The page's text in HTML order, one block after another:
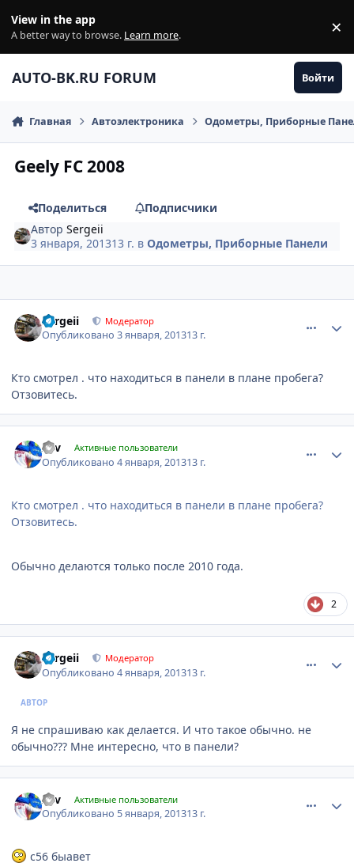
View in the app
A better way to browse. Learn more. ×
AUTO-BK.RU FORUM Войти
Главная Автоэлектроника Одометры, Приборные
Geely FC 2008
Поделиться
Подписчики
АвторSergeii
3 января, 201313 г. вОдометры, Приборные Панели
Sergeii Модератор
Опубликовано3 января, 201313 г.
Кто смотрел . что находиться в панели в плане пробега?
Отзовитесь.
zgv Активные пользователи
Опубликовано4 января, 201313 г.
Кто смотрел . что находиться в панели в плане пробега?
Отзовитесь.
Обычно делаются только после 2010 года.
2
Sergeii Модератор
Опубликовано4 января, 201313 г.
АВТОР
Я не спрашиваю как делается. И что такое обычно. не
обычно??? Мне интересно, что в панели?
zgv Активные пользователи
Опубликовано 5 января, 201313 г.
c56 быавет